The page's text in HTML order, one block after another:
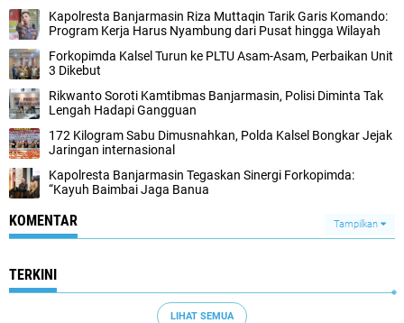
Kapolresta Banjarmasin Riza Muttaqin Tarik Garis Komando:
Program Kerja Harus Nyambung dari Pusat hingga Wilayah
Forkopimda Kalsel Turun ke PLTU Asam-Asam, Perbaikan Unit
3 Dikebut
Rikwanto Soroti Kamtibmas Banjarmasin, Polisi Diminta Tak
Lengah Hadapi Gangguan
172 Kilogram Sabu Dimusnahkan, Polda Kalsel Bongkar Jejak
Jaringan internasional
Kapolresta Banjarmasin Tegaskan Sinergi Forkopimda:
“Kayuh Baimbai Jaga Banua
KOMENTAR Tampilkan
TERKINI
LIHAT SEMUA